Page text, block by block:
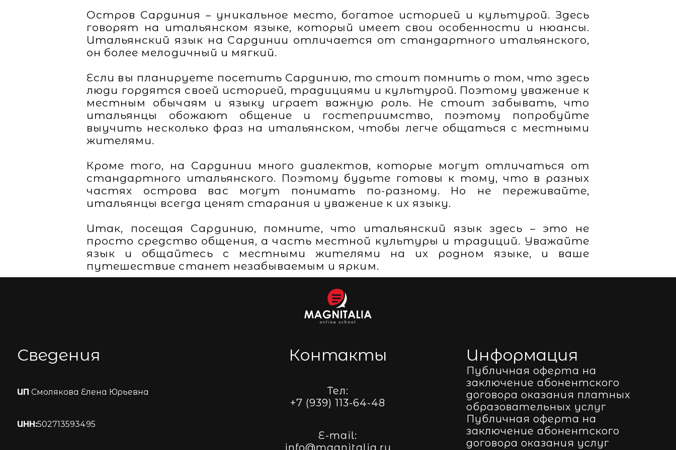
Остров Сардиния – уникальное место, богатое историей и культурой. Здесь
говорят на итальянском языке, который имеет свои особенности и нюансы.
Итальянский язык на Сардинии отличается от стандартного итальянского,
он более мелодичный и мягкий.
Если вы планируете посетить Сардинию, то стоит помнить о том, что здесь
люди гордятся своей историей, традициями и культурой. Поэтому уважение к
местным обычаям и языку играет важную роль. Не стоит забывать, что
итальянцы обожают общение и гостеприимство, поэтому попробуйте
выучить несколько фраз на итальянском, чтобы легче общаться с местными
жителями.
Кроме того, на Сардинии много диалектов, которые могут отличаться от
стандартного итальянского. Поэтому будьте готовы к тому, что в разных
частях острова вас могут понимать по-разному. Но не переживайте,
итальянцы всегда ценят старания и уважение к их языку.
Итак, посещая Сардинию, помните, что итальянский язык здесь – это не
просто средство общения, а часть местной культуры и традиций. Уважайте
язык и общайтесь с местными жителями на их родном языке, и ваше
путешествие станет незабываемым и ярким.
Сведения
ИП Смолякова Елена Юрьевна
ИНН:502713593495
Контакты
Тел:
+7 (939) 113-64-48
E-mail:
info@magnitalia.ru
Информация
Публичная оферта на
заключение абонентского
договора оказания платных
образовательных услуг
Публичная оферта на
заключение абонентского
договора оказания услуг